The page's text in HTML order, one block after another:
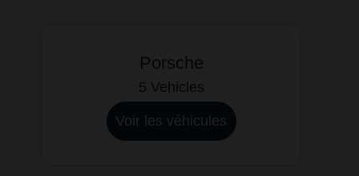
Porsche
5 Vehicles
Voir les véhicules